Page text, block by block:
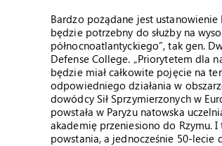
Bardzo pożądane jest
będzie potrzebny do służby na
północnoatlantyckiego”, tak gen.
Defense College. „Priorytetem dla
będzie miał całkowite pojęcie na
odpowiedniego działania w
dowódcy Sił Sprzymierzonych w
powstała w Paryżu natowska
akademię przeniesiono do Rzymu.
powstania, a jednocześnie 50-lecie